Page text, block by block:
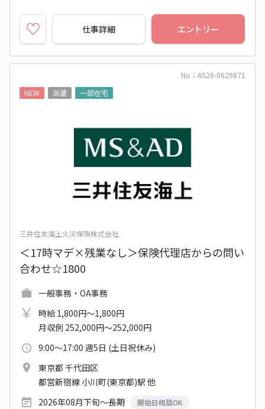
仕事詳細 エントリー
No：AS26-0629871
NEW
派遣 一部在宅
三井住友海上火災保険株式会社
＜17時マデ×残業なし＞保険代理店からの問い
合わせ☆1800
一般事務・OA事務
時給 1,800円～1,800円
月収例 252,000円～252,000円
9:00～17:00 週5日 (土日祝休み)
東京都 千代田区
都営新宿線 小川町(東京都)駅 他
2026年08月下旬～長期
開始日相談OK